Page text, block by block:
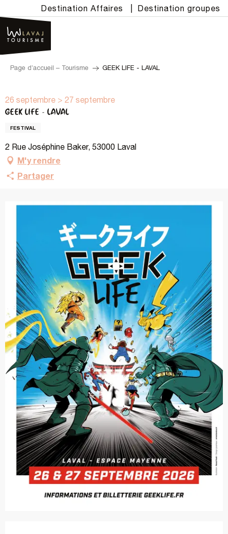
au
contenu
principal
Destination Affaires Destination groupes
Page d’accueil – Tourisme GEEK LIFE - LAVAL
26 septembre > 27 septembre
GEEK LIFE - LAVAL
FESTIVAL
2 Rue Joséphine Baker, 53000 Laval
M'y rendre
Partager